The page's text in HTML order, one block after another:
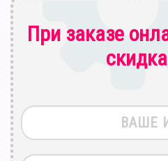
При заказе